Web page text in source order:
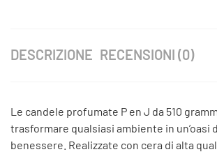
DESCRIZIONE RECENSIONI (0)
Le candele profumate P en J da 510
trasformare qualsiasi ambiente in un’oasi
benessere. Realizzate con cera di alta